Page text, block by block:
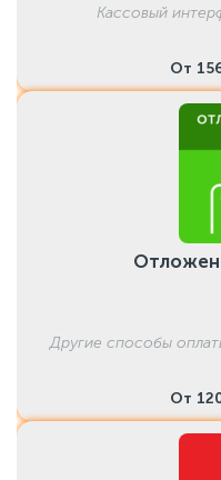
Кассовый
От
Другие способы
От